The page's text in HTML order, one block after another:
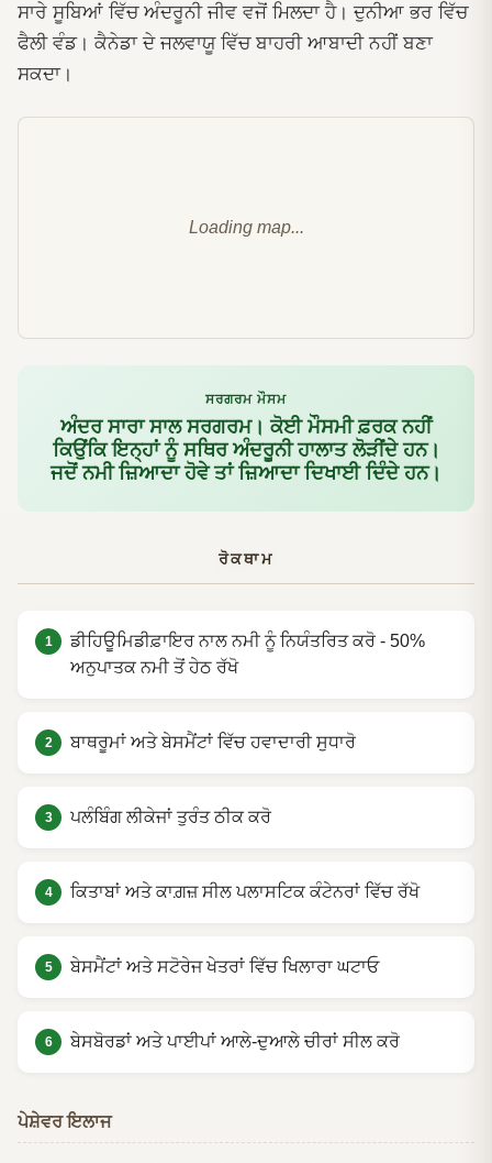
ਸਾਰੇ ਸੂਬਿਆਂ ਵਿੱਚ ਅੰਦਰੂਨੀ ਜੀਵ ਵਜੋਂ ਮਿਲਦਾ ਹੈ। ਦੁਨੀਆ ਭਰ ਵਿੱਚ
ਫੈਲੀ ਵੰਡ। ਕੈਨੇਡਾ ਦੇ ਜਲਵਾਯੂ ਵਿੱਚ ਬਾਹਰੀ ਆਬਾਦੀ ਨਹੀਂ ਬਣਾ
ਸਕਦਾ।
Loading map...
ਸਰਗਰਮ ਮੌਸਮ
ਅੰਦਰ ਸਾਰਾ ਸਾਲ ਸਰਗਰਮ। ਕੋਈ ਮੌਸਮੀ ਫ਼ਰਕ ਨਹੀਂ
ਕਿਉਂਕਿ ਇਨ੍ਹਾਂ ਨੂੰ ਸਥਿਰ ਅੰਦਰੂਨੀ ਹਾਲਾਤ ਲੋੜੀਂਦੇ ਹਨ।
ਜਦੋਂ ਨਮੀ ਜ਼ਿਆਦਾ ਹੋਵੇ ਤਾਂ ਜ਼ਿਆਦਾ ਦਿਖਾਈ ਦਿੰਦੇ ਹਨ।
ਰੋਕਥਾਮ
ਡੀਹਿਊਮਿਡੀਫ਼ਾਇਰ ਨਾਲ ਨਮੀ ਨੂੰ ਨਿਯੰਤਰਿਤ ਕਰੋ - 50%
ਅਨੁਪਾਤਕ ਨਮੀ ਤੋਂ ਹੇਠ ਰੱਖੋ
ਬਾਥਰੂਮਾਂ ਅਤੇ ਬੇਸਮੈਂਟਾਂ ਵਿੱਚ ਹਵਾਦਾਰੀ ਸੁਧਾਰੋ
ਪਲੰਬਿੰਗ ਲੀਕੇਜਾਂ ਤੁਰੰਤ ਠੀਕ ਕਰੋ
ਕਿਤਾਬਾਂ ਅਤੇ ਕਾਗ਼ਜ਼ ਸੀਲ ਪਲਾਸਟਿਕ ਕੰਟੇਨਰਾਂ ਵਿੱਚ ਰੱਖੋ
ਬੇਸਮੈਂਟਾਂ ਅਤੇ ਸਟੋਰੇਜ ਖੇਤਰਾਂ ਵਿੱਚ ਖਿਲਾਰਾ ਘਟਾਓ
ਬੇਸਬੋਰਡਾਂ ਅਤੇ ਪਾਈਪਾਂ ਆਲੇ-ਦੁਆਲੇ ਚੀਰਾਂ ਸੀਲ ਕਰੋ
ਪੇਸ਼ੇਵਰ ਇਲਾਜ